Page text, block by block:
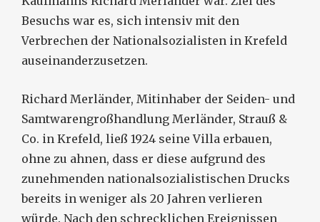
Besuchs war es, sich intensiv mit den
Verbrechen der Nationalsozialisten in Krefeld
auseinanderzusetzen.
Richard Merländer, Mitinhaber der Seiden- und
Samtwarengroßhandlung Merländer, Strauß &
Co. in Krefeld, ließ 1924 seine Villa erbauen,
ohne zu ahnen, dass er diese aufgrund des
zunehmenden nationalsozialistischen Drucks
bereits in weniger als 20 Jahren verlieren
würde. Nach den schrecklichen Ereignissen